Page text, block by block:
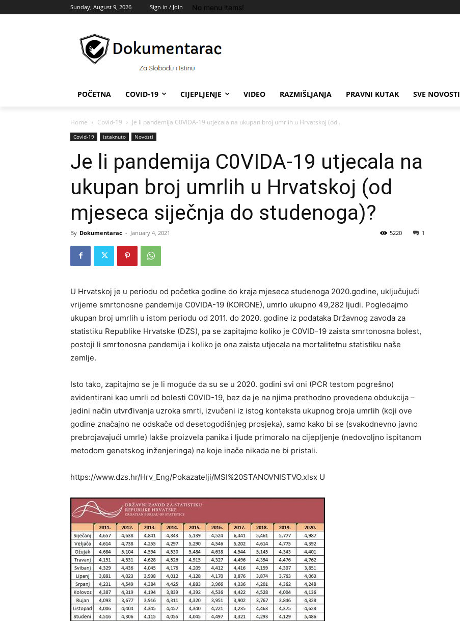
Sunday, August 9, 2026 Sign in / Join No menu items!
POČETNA COVID-19 CIJEPLJENJE VIDEO RAZMIŠLJANJA PRAVNI KUTAK SVE NOVOSTI
Home Covid-19 Je li pandemija C0VIDA-19 utjecala na ukupan broj umrlih u Hrvatskoj (od...
Covid-19 istaknuto Novosti
Je li pandemija C0VIDA-19 utjecala na
ukupan broj umrlih u Hrvatskoj (od
mjeseca siječnja do studenoga)?
By Dokumentarac - January 4, 2021 1
5220
U Hrvatskoj je u periodu od početka godine do kraja mjeseca studenoga 2020.godine, uključujući
vrijeme smrtonosne pandemije C0VIDA-19 (KORONE), umrlo ukupno 49,282 ljudi. Pogledajmo
ukupan broj umrlih u istom periodu od 2011. do 2020. godine iz podataka Državnog zavoda za
statistiku Republike Hrvatske (DZS), pa se zapitajmo koliko je C0VID-19 zaista smrtonosna bolest,
postoji li smrtonosna pandemija i koliko je ona zaista utjecala na mortalitetnu statistiku naše
zemlje.
Isto tako, zapitajmo se je li moguće da su se u 2020. godini svi oni (PCR testom pogrešno)
evidentirani kao umrli od bolesti C0VID-19, bez da je na njima prethodno provedena obdukcija –
jedini način utvrđivanja uzroka smrti, izvučeni iz istog konteksta ukupnog broja umrlih (koji ove
godine značajno ne odskače od desetogodišnjeg prosjeka), samo kako bi se (svakodnevno javno
prebrojavajući umrle) lakše proizvela panika i ljude primoralo na cijepljenje (nedovoljno ispitanom
metodom genetskog inženjeringa) na koje inače nikada ne bi pristali.
https://www.dzs.hr/Hrv_Eng/Pokazatelji/MSI%20STANOVNISTVO.xlsx U